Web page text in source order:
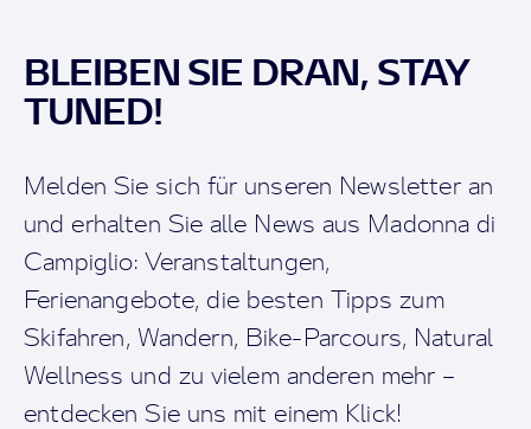
BLEIBEN SIE DRAN, STAY
TUNED!
Melden Sie sich für unseren Newsletter an
und erhalten Sie alle News aus Madonna di
Campiglio: Veranstaltungen,
Ferienangebote, die besten Tipps zum
Skifahren, Wandern, Bike-Parcours, Natural
Wellness und zu vielem anderen mehr –
entdecken Sie uns mit einem Klick!